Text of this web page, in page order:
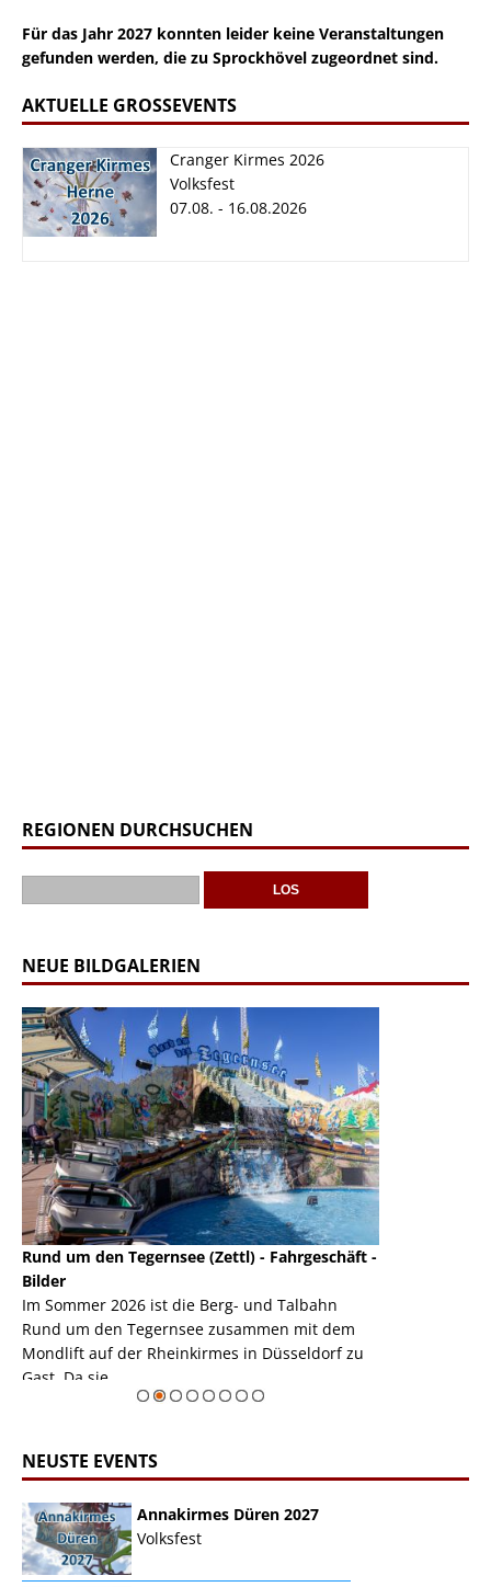
Für das Jahr 2027 konnten leider keine Veranstaltungen
gefunden werden, die zu Sprockhövel zugeordnet sind.
AKTUELLE GROSSEVENTS
Cranger Kirmes 2026
Volksfest
07.08. - 16.08.2026
REGIONEN DURCHSUCHEN
NEUE BILDGALERIEN
Rund um den Tegernsee (Zettl) - Fahrgeschäft -
Bilder
Im Sommer 2026 ist die Berg- und Talbahn
Rund um den Tegernsee zusammen mit dem
Mondlift auf der Rheinkirmes in Düsseldorf zu
Gast. Da sie ...
NEUSTE EVENTS
Annakirmes Düren 2027
Volksfest